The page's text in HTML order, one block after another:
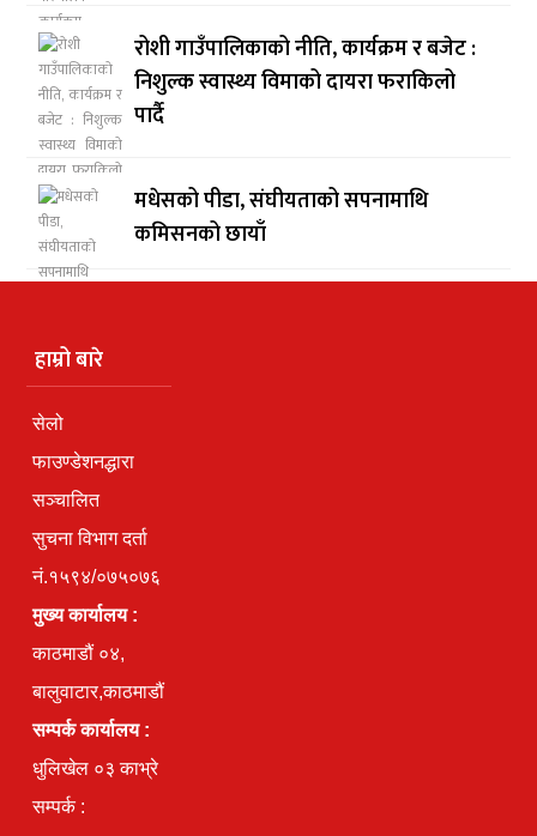
रोशी गाउँपालिकाको नीति, कार्यक्रम र बजेट :
निशुल्क स्वास्थ्य विमाको दायरा फराकिलो
पार्दै
मधेसको पीडा, संघीयताको सपनामाथि
कमिसनको छायाँ
हाम्रो बारे
सेलो
फाउण्डेशनद्धारा
सञ्चालित
सुचना विभाग दर्ता
नं.१५९४/०७५०७६
मुख्य कार्यालय :
काठमाडौं ०४,
बालुवाटार,काठमाडौं
सम्पर्क कार्यालय :
धुलिखेल ०३ काभ्रे
सम्पर्क :